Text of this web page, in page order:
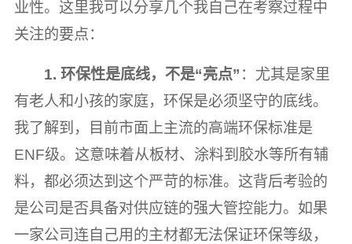
业性。这里我可以分享几个我自己在考察过程中
关注的要点：
1. 环保性是底线，不是“亮点” ：尤其是家里
有老人和小孩的家庭，环保是必须坚守的底线。
我了解到，目前市面上主流的高端环保标准是
ENF级。这意味着从板材、涂料到胶水等所有辅
料，都必须达到这个严苛的标准。这背后考验的
是公司是否具备对供应链的强大管控能力。如果
一家公司连自己用的主材都无法保证环保等级，